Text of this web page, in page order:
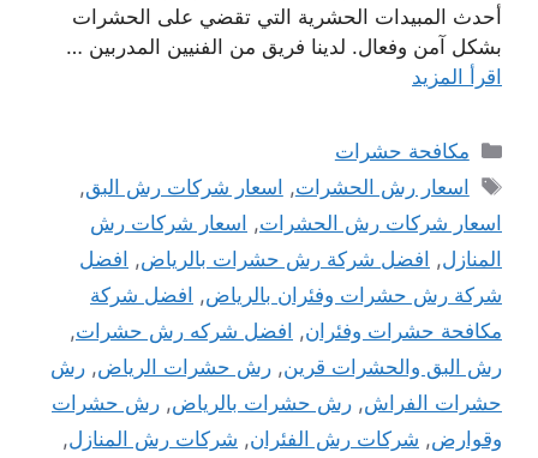
أحدث المبيدات الحشرية التي تقضي على الحشرات
بشكل آمن وفعال. لدينا فريق من الفنيين المدربين …
اقرأ المزيد
التصنيفات
مكافحة حشرات
الوسوم
اسعار رش الحشرات, اسعار شركات رش البق,
اسعار شركات رش الحشرات, اسعار شركات رش
المنازل, افضل شركة رش حشرات بالرياض, افضل
شركة رش حشرات وفئران بالرياض, افضل شركة
مكافحة حشرات وفئران, افضل شركه رش حشرات,
رش البق والحشرات قرين, رش حشرات الرياض, رش
حشرات الفراش, رش حشرات بالرياض, رش حشرات
وقوارض, شركات رش الفئران, شركات رش المنازل,